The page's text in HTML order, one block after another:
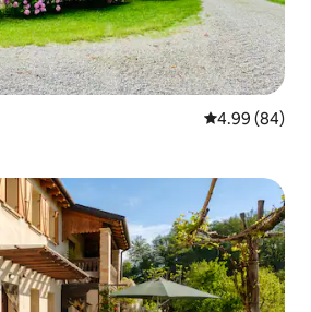
คะแนนเฉลี่ย
4.99 (84)